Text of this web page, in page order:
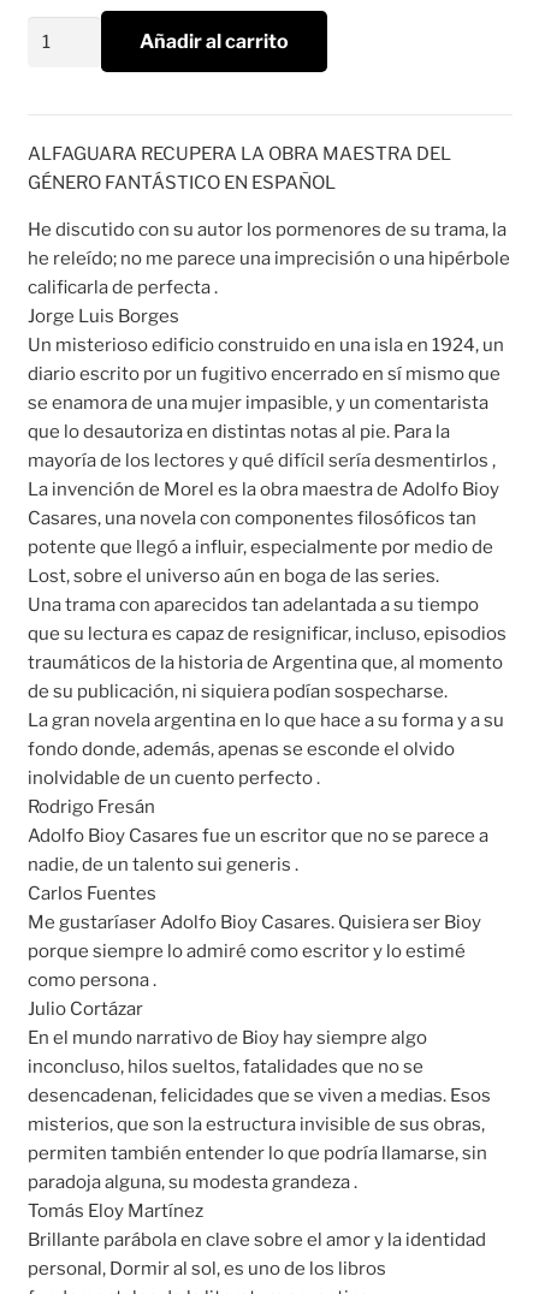
(Edición
Definitiva)
Añadir al carrito
ALFAGUARA RECUPERA LA OBRA MAESTRA DEL
GÉNERO FANTÁSTICO EN ESPAÑOL
He discutido con su autor los pormenores de su trama, la
he releído; no me parece una imprecisión o una hipérbole
calificarla de perfecta .
Jorge Luis Borges
Un misterioso edificio construido en una isla en 1924, un
diario escrito por un fugitivo encerrado en sí mismo que
se enamora de una mujer impasible, y un comentarista
que lo desautoriza en distintas notas al pie. Para la
mayoría de los lectores y qué difícil sería desmentirlos ,
La invención de Morel es la obra maestra de Adolfo Bioy
Casares, una novela con componentes filosóficos tan
potente que llegó a influir, especialmente por medio de
Lost, sobre el universo aún en boga de las series.
Una trama con aparecidos tan adelantada a su tiempo
que su lectura es capaz de resignificar, incluso, episodios
traumáticos de la historia de Argentina que, al momento
de su publicación, ni siquiera podían sospecharse.
La gran novela argentina en lo que hace a su forma y a su
fondo donde, además, apenas se esconde el olvido
inolvidable de un cuento perfecto .
Rodrigo Fresán
Adolfo Bioy Casares fue un escritor que no se parece a
nadie, de un talento sui generis .
Carlos Fuentes
Me gustaríaser Adolfo Bioy Casares. Quisiera ser Bioy
porque siempre lo admiré como escritor y lo estimé
como persona .
Julio Cortázar
En el mundo narrativo de Bioy hay siempre algo
inconcluso, hilos sueltos, fatalidades que no se
desencadenan, felicidades que se viven a medias. Esos
misterios, que son la estructura invisible de sus obras,
permiten también entender lo que podría llamarse, sin
paradoja alguna, su modesta grandeza .
Tomás Eloy Martínez
Brillante parábola en clave sobre el amor y la identidad
personal, Dormir al sol, es uno de los libros